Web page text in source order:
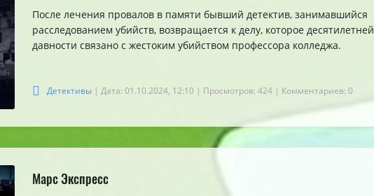
После лечения провалов в памяти бывший детектив, занимавшийся
расследованием убийств, возвращается к делу, которое десятилетней
давности связано с жестоким убийством профессора колледжа.
Детективы | Дата: 01.10.2024, 12:10 | Просмотров: 424 | Комментариев: 0
Марс Экспресс